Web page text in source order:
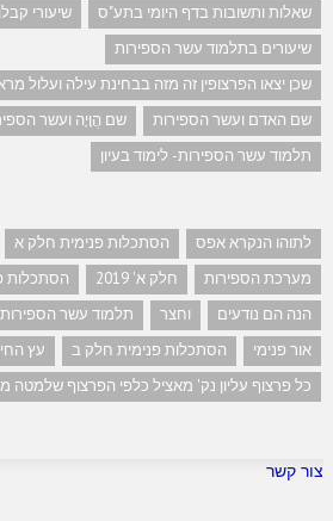
שאלות ותשובות בדף היומי בתע"ס
שיעורי
שיעורים בתלמוד עשר הספירות
שכן יצאו הפרצופין זה מזה בבחינת עילה ועלול
שם האדם ועשר הספירות
שם הֲוָיָה ועשר
תלמוד עשר הספירות- לימוד בעיון
לתוהו הנקרא אפס הסתכלות פנימית חלק א
מערכת הספירות
חלק א' 2019
הסתכלות
הנה הם נודעים
וחצר תלמוד עשר
אור פנימי
הסתכלות פנימית חלק ב עץ
כל פרצוף עליון נק' מאציל כלפי הפרצוף שלמטה
צור קשר